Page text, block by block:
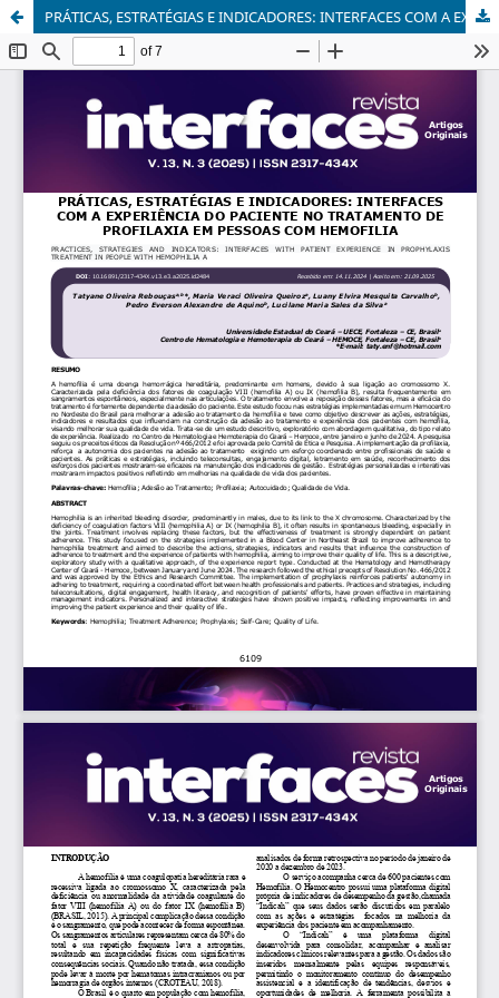
PRÁTICAS, ESTRATÉGIAS E INDICADORES: INTERFACES COM A EXPERIÊNCIA DO PACIENTE NO TRATAMENTO DE PROFILAXIA EM PESSOAS COM HEMOFILIA